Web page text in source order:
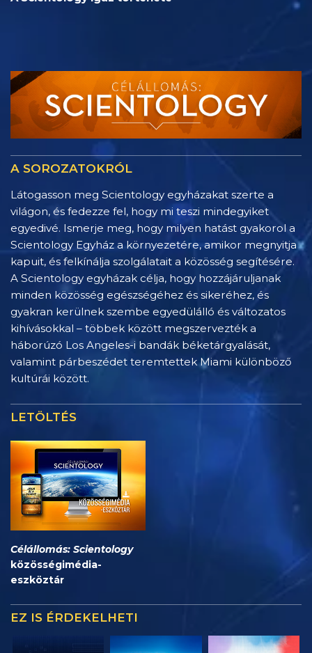
A SOROZATOKRÓL
Látogasson meg Scientology egyházakat szerte a
világon, és fedezze fel, hogy mi teszi mindegyiket
egyedivé. Ismerje meg, hogy milyen hatást gyakorol a
Scientology Egyház a környezetére, amikor megnyitja
kapuit, és felkínálja szolgálatait a közösség segítésére.
A Scientology egyházak célja, hogy hozzájáruljanak
minden közösség egészségéhez és sikeréhez, és
gyakran kerülnek szembe egyedülálló és változatos
kihívásokkal – többek között megszervezték a
háborúzó Los Angeles-i bandák béketárgyalását,
valamint párbeszédet teremtettek Miami különböző
kultúrái között.
LETÖLTÉS
Célállomás: Scientology
közösségimédia-
eszköztár
EZ IS ÉRDEKELHETI